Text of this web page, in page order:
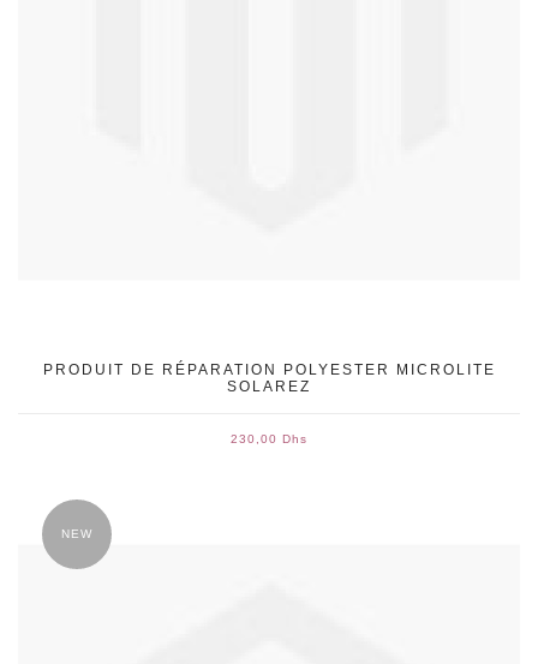
PRODUIT DE RÉPARATION POLYESTER MICROLITE
SOLAREZ
230,00 Dhs
NEW